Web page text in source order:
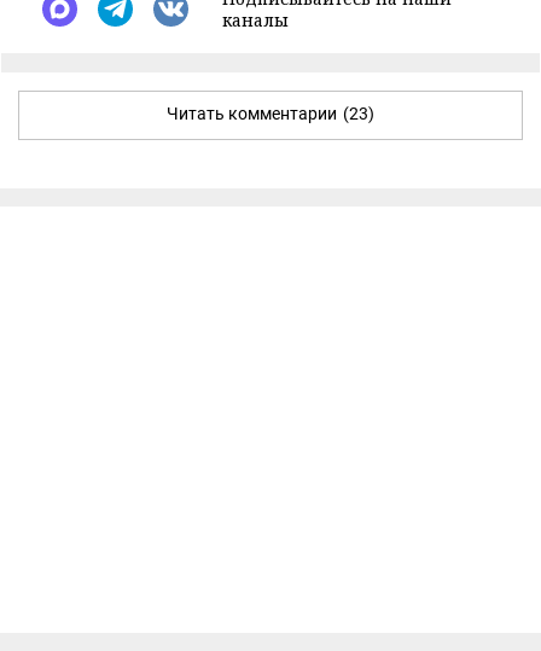
каналы
Читать комментарии (23)